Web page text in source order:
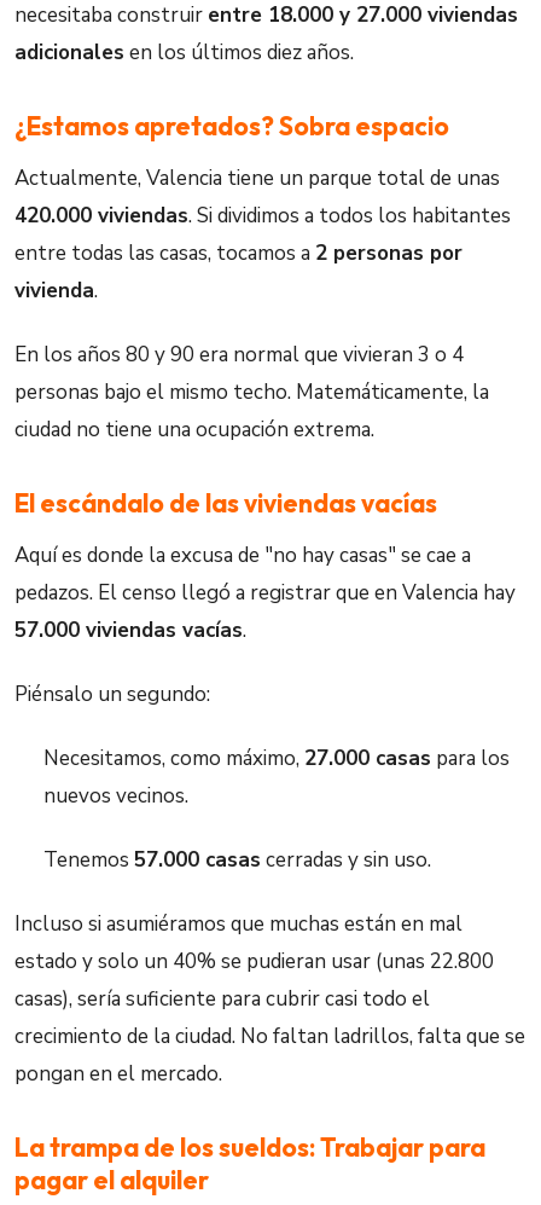
necesitaba construir entre 18.000 y 27.000 viviendas
adicionales en los últimos diez años.
¿Estamos apretados? Sobra espacio
Actualmente, Valencia tiene un parque total de unas
420.000 viviendas. Si dividimos a todos los habitantes
entre todas las casas, tocamos a 2 personas por
vivienda.
En los años 80 y 90 era normal que vivieran 3 o 4
personas bajo el mismo techo. Matemáticamente, la
ciudad no tiene una ocupación extrema.
El escándalo de las viviendas vacías
Aquí es donde la excusa de "no hay casas" se cae a
pedazos. El censo llegó a registrar que en Valencia hay
57.000 viviendas vacías.
Piénsalo un segundo:
Necesitamos, como máximo, 27.000 casas para los
nuevos vecinos.
Tenemos 57.000 casas cerradas y sin uso.
Incluso si asumiéramos que muchas están en mal
estado y solo un 40% se pudieran usar (unas 22.800
casas), sería suficiente para cubrir casi todo el
crecimiento de la ciudad. No faltan ladrillos, falta que se
pongan en el mercado.
La trampa de los sueldos: Trabajar para
pagar el alquiler